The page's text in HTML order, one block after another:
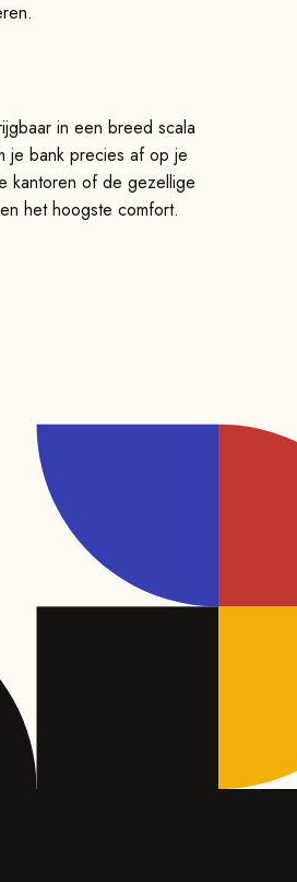
in een breed scala
je bank precies af op je
kantoren of de gezellige
het hoogste comfort.